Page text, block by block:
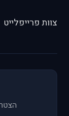
צוות פרייפלייט